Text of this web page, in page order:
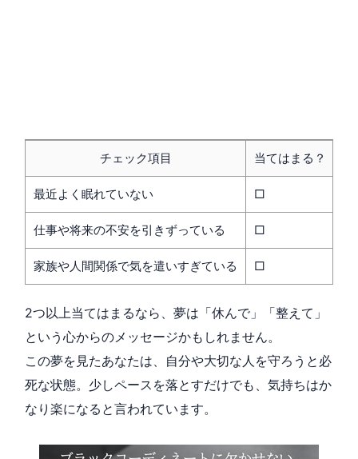
チェック項目 当てはまる？
最近よく眠れていない □
仕事や将来の不安を引きずっている □
家族や人間関係で気を遣いすぎている □
2つ以上当てはまるなら、夢は「休んで」「整えて」
という心からのメッセージかもしれません。
この夢を見たあなたは、自分や大切な人を守ろうと必
死な状態。少しペースを落とすだけでも、気持ちはか
なり楽になると言われています。